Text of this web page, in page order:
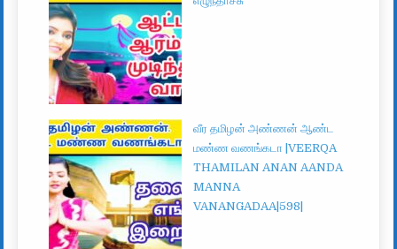
வீர தமிழன் அண்ணன் ஆண்ட
மண்ண வணங்கடா |VEERQA
THAMILAN ANAN AANDA
MANNA
VANANGADAA|598|